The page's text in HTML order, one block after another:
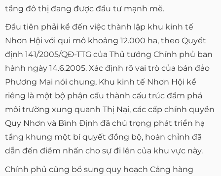
tầng đô thị đang được đầu tư mạnh mẽ.
Đầu tiên phải kể đến việc thành lập khu kinh tế
Nhơn Hội với qui mô khoảng 12.000 ha, theo Quyết
định 141/2005/QĐ-TTG của Thủ tướng Chính phủ ban
hành ngày 14.6.2005. Xác định rõ vai trò của bán đảo
Phương Mai nói chung, Khu kinh tế Nhơn Hội kể
riêng là một bộ phận cấu thành cấu trúc đầm phá
môi trường xung quanh Thị Nại, các cấp chính quyền
Quy Nhơn và Bình Định đã chú trọng phát triển hạ
tầng khung một bí quyết đồng bộ, hoàn chỉnh đã
dẫn đến điểm nhấn cho sự đi lên của khu vực này.
Chính phủ cũng bổ sung quy hoạch Cảng hàng